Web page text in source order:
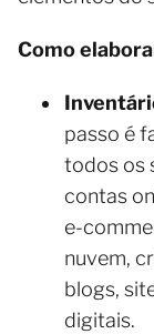
Como
passo é
todos os
contas
e-
nuvem,
blogs,
digitais.